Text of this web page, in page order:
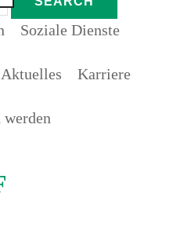
Soziale Dienste
Aktuelles Karriere